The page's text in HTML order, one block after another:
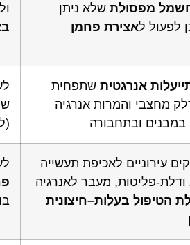
מפסולת שלא ניתן
לפעול לאצירת פחמן
אנרגטית שתפחית
מחצבי והמרות אנרגיה
במבנים ובתחבורה
עירוניים לאכיפת תעשייה
ודלת-פליטות, מעבר לאנרגיה
הטיפול בעלות–חיצונית